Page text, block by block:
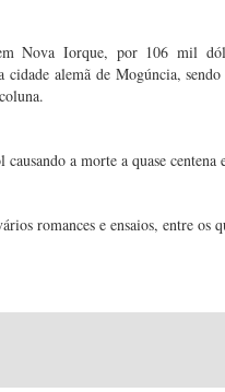
Nova Iorque, por 106 mil
alemã de Mogúncia,
a morte a quase centena
romances e ensaios, entre os